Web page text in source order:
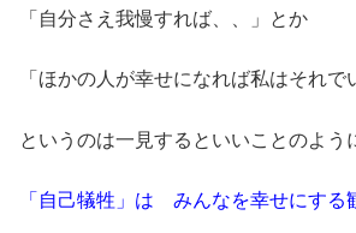
「自分さえ我慢すれば、、」とか
「ほかの人が幸せになれば私はそれで
というのは一見するといいことのよう
「自己犠牲」は みんなを幸せにする